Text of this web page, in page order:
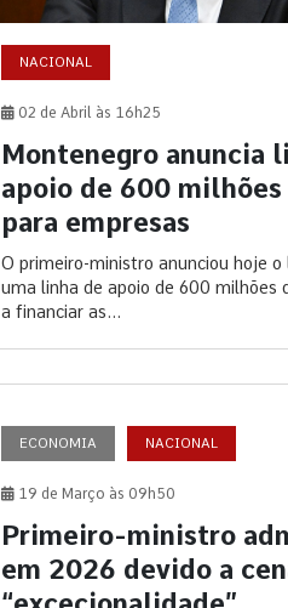
NACIONAL
02 de Abril às 16h25
Montenegro anuncia
apoio de 600 milhões
para empresas
O primeiro-ministro anunciou hoje
uma linha de apoio de 600 milhões
a financiar as...
ECONOMIA NACIONAL
19 de Março às 09h50
Primeiro-ministro
em 2026 devido a